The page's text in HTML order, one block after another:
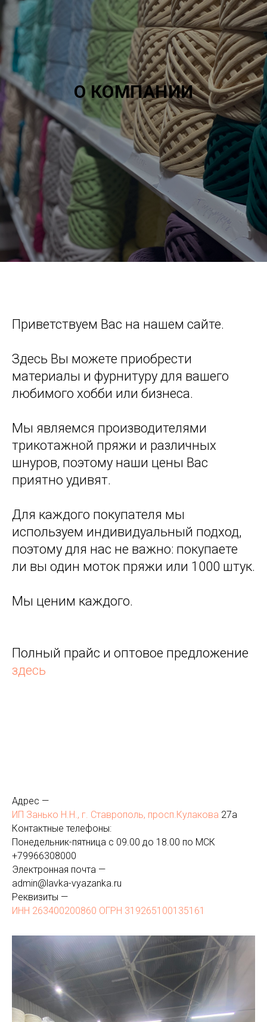
О КОМПАНИИ
Приветствуем Вас на нашем сайте.
Здесь Вы можете приобрести
материалы и фурнитуру для вашего
любимого хобби или бизнеса.
Мы являемся производителями
трикотажной пряжи и различных
шнуров, поэтому наши цены Вас
приятно удивят.
Для каждого покупателя мы
используем индивидуальный подход,
поэтому для нас не важно: покупаете
ли вы один моток пряжи или 1000 штук.
Мы ценим каждого.
Полный прайс и оптовое предложение
здесь
Адрес —
ИП Занько Н.Н., г. Ставрополь, просп.Кулакова 27а
Контактные телефоны:
Понедельник-пятница с 09.00 до 18.00 по МСК
+79966308000
Электронная почта —
admin@lavka-vyazanka.ru
Реквизиты —
ИНН 263400200860 ОГРН 319265100135161